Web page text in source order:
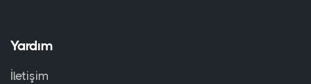
Yardım
İletişim